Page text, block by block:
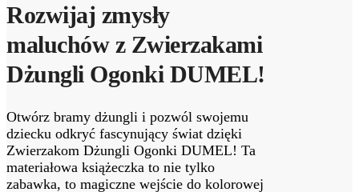
Rozwijaj zmysły
maluchów z Zwierzakami
Dżungli Ogonki DUMEL!
Otwórz bramy dżungli i pozwól swojemu
dziecku odkryć fascynujący świat dzięki
Zwierzakom Dżungli Ogonki DUMEL! Ta
materiałowa książeczka to nie tylko
zabawka, to magiczne wejście do kolorowej